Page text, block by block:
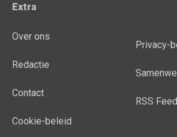
Extra
Over ons
Redactie
Contact
Cookie-beleid
Privacy-
RSS Feed